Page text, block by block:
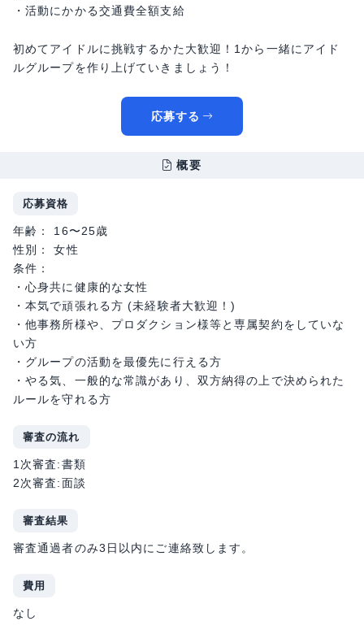
・活動にかかる交通費全額支給
初めてアイドルに挑戦するかた大歓迎！1から一緒にアイド
ルグループを作り上げていきましょう！
応募する
概要
応募資格
年齢： 16〜25歳
性別： 女性
条件：
・心身共に健康的な女性
・本気で頑張れる方 (未経験者大歓迎！)
・他事務所様や、プロダクション様等と専属契約をしていな
い方
・グループの活動を最優先に行える方
・やる気、一般的な常識があり、双方納得の上で決められた
ルールを守れる方
審査の流れ
1次審査:書類
2次審査:面談
審査結果
審査通過者のみ3日以内にご連絡致します。
費用
なし